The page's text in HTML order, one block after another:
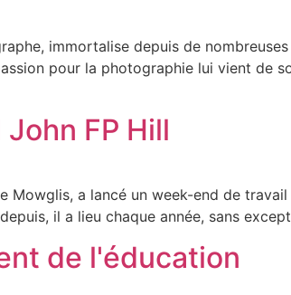
immortalise depuis de
pour la photographie lui vient de
FP Hill
Mowglis, a lancé un week-end de
il a lieu chaque année, sans
de l'éducation